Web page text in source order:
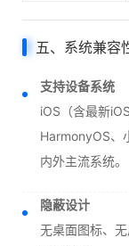
五、系统兼容
支持设备系统
iOS（含最新
HarmonyOS、
内外主流系统。
隐蔽设计
无桌面图标、